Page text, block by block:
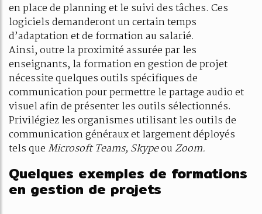
en place de planning et le suivi des tâches. Ces
logiciels demanderont un certain temps
d’adaptation et de formation au salarié.
Ainsi, outre la proximité assurée par les
enseignants, la formation en gestion de projet
nécessite quelques outils spécifiques de
communication pour permettre le partage audio et
visuel afin de présenter les outils sélectionnés.
Privilégiez les organismes utilisant les outils de
communication généraux et largement déployés
tels queMicrosoftTeams, Skypeou Zoom.
Quelques exemples de formations
en gestion de projets